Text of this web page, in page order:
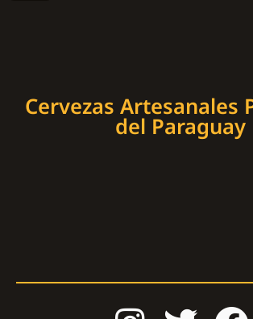
Cervezas Artesanales
del Paraguay